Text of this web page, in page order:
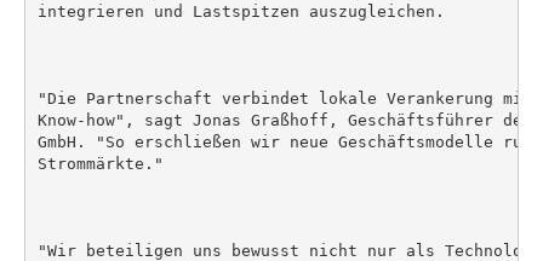
integrieren und Lastspitzen auszugleichen.
"Die Partnerschaft verbindet lokale Verankerung mit
Know-how", sagt Jonas Graßhoff, Geschäftsführer der
GmbH. "So erschließen wir neue Geschäftsmodelle
Strommärkte."
"Wir beteiligen uns bewusst nicht nur als